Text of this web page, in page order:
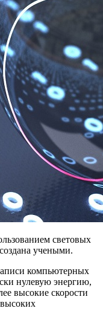
световых
учеными.
компьютерных
нулевую энергию,
высокие скорости